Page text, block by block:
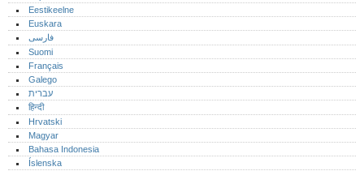
Eestikeelne
Euskara
فارسی
Suomi
Français
Galego
עברית
हिन्दी
Hrvatski
Magyar
Bahasa Indonesia
Íslenska